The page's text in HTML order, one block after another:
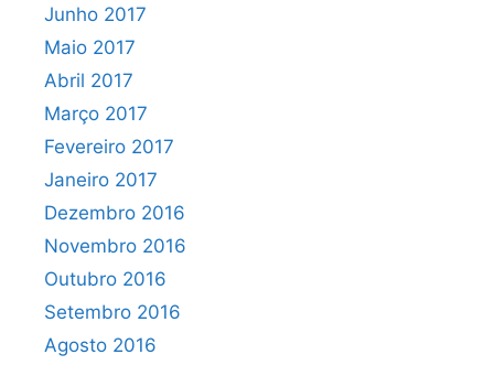
Junho 2017
Maio 2017
Abril 2017
Março 2017
Fevereiro 2017
Janeiro 2017
Dezembro 2016
Novembro 2016
Outubro 2016
Setembro 2016
Agosto 2016